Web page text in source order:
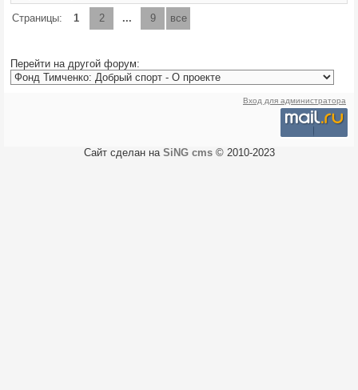
Страницы: 1 2 ... 9 все
Перейти на другой форум:
Вход для администратора
Сайт сделан на SiNG cms© 2010-2023